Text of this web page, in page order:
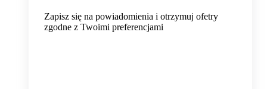
Zapisz się na powiadomienia i otrzymuj ofetry
zgodne z Twoimi preferencjami